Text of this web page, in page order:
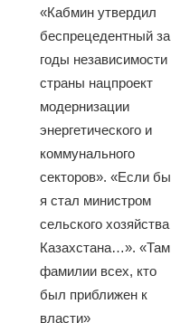
«Кабмин утвердил
беспрецедентный за
годы независимости
страны нацпроект
модернизации
энергетического и
коммунального
секторов». «Если бы
я стал министром
сельского хозяйства
Казахстана…». «Там
фамилии всех, кто
был приближен к
власти»